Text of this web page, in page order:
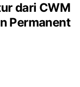
dari CWM
Permanent